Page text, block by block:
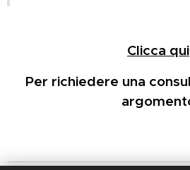
Clicca qui
Per richiedere una